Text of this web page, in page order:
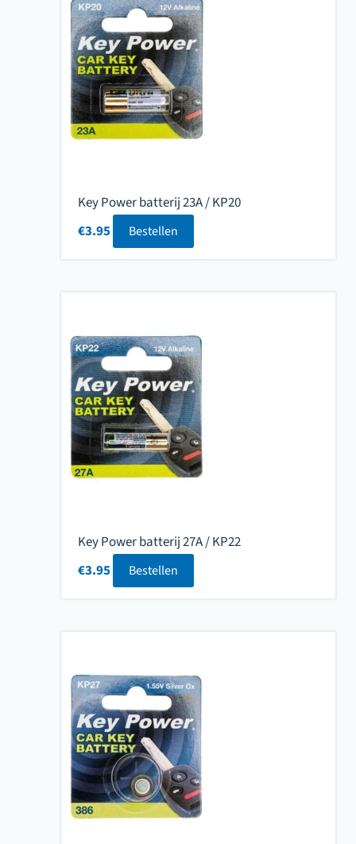
Key Power batterij 23A / KP20
€3.95 Bestellen
Key Power batterij 27A / KP22
€3.95 Bestellen